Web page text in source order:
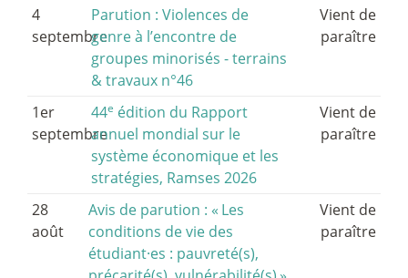
4
septembre
Parution : Violences de
genre à l’encontre de
groupes minorisés - terrains
& travaux n°46
Vient de
paraître
1er
septembre
44e édition du Rapport
annuel mondial sur le
système économique et les
stratégies, Ramses 2026
Vient de
paraître
28
août
Avis de parution : « Les
conditions de vie des
étudiant·es : pauvreté(s),
Vient de
paraître